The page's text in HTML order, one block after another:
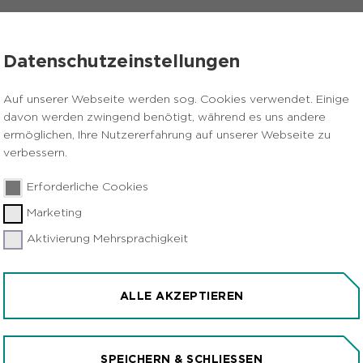
Datenschutzeinstellungen
Auf unserer Webseite werden sog. Cookies verwendet. Einige
davon werden zwingend benötigt, während es uns andere
ermöglichen, Ihre Nutzererfahrung auf unserer Webseite zu
verbessern.
Erforderliche Cookies
Marketing
Aktivierung Mehrsprachigkeit
ALLE AKZEPTIEREN
SPEICHERN & SCHLIESSEN
für die Route der Industriekultur führt zur Lindenbrauerei in
ENTDECKERPASS